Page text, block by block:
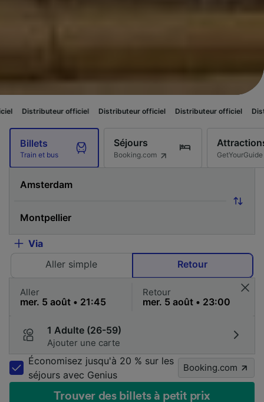
officiel Distributeur officiel Distributeur officiel Distributeur
Billets
Train et bus
Séjours
Booking.com GetYourGuide
Via
Aller simple
Retour
Aller Retour
1 Adulte (26-59)
Ajouter une carte
Économisez jusqu'à 20 % sur les
séjours avec Genius
Booking.com
Trouver des billets à petit prix